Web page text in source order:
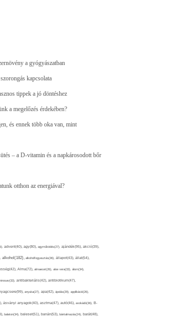
a gyógyászatban
kapcsolata
tippek a jó döntéshez
a megelőzés érdekében?
és ennek több oka van, mint
– a D-vitamin és a napkárosodott bőr
otthon az energiával?
advent(40), agy(80), agyműködés(27), ajándék(95), akció(39),
alkohol(182), alkoholfogyasztás(36), állapot(43), állat(54),
Alma(72), almaecet(26), aloe vera(33), álom(34),
antibakteriális(42), antibiotikum(47),
anyuka(27), apa(42), ápolás(29), applikáció(26),
ásványi anyagok(40), asztma(47), autó(46), avokádó(36), B-
balaton(34), baleset(51), banán(53), bántalmazás(24), barát(48),